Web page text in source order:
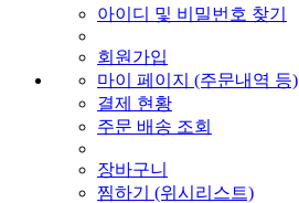
아이디 및 비밀번호 찾기
회원가입
마이 페이지 (주문내역 등)
결제 현황
주문 배송 조회
장바구니
찜하기 (위시리스트)